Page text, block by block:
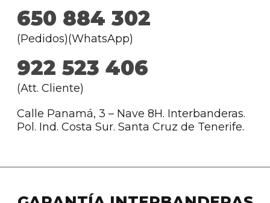
650 884 302
(Pedidos)(WhatsApp)
922 523 406
(Att. Cliente)
Calle Panamá, 3 – Nave 8H. Interbanderas.
Pol. Ind. Costa Sur. Santa Cruz de Tenerife.